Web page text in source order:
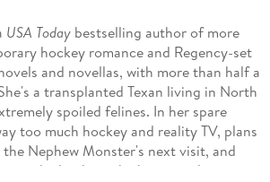
USA Todaybestselling author of more
hockey romance and Regency-set
and novellas, with more than half a
a transplanted Texan living in North
spoiled felines. In her spare
too much hockey and reality TV, plans
Nephew Monster's next visit, and
in the kitchen which are rarely toxic.